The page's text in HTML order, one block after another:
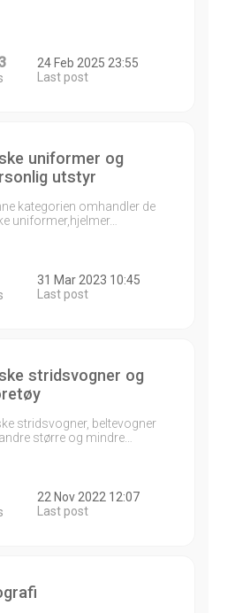
24 Feb 2025 23:55
Last post
uniformer og
utstyr
kategorien omhandler de
uniformer,hjelmer…
31 Mar 2023 10:45
Last post
stridsvogner og
stridsvogner, beltevogner
større og mindre…
22 Nov 2022 12:07
Last post